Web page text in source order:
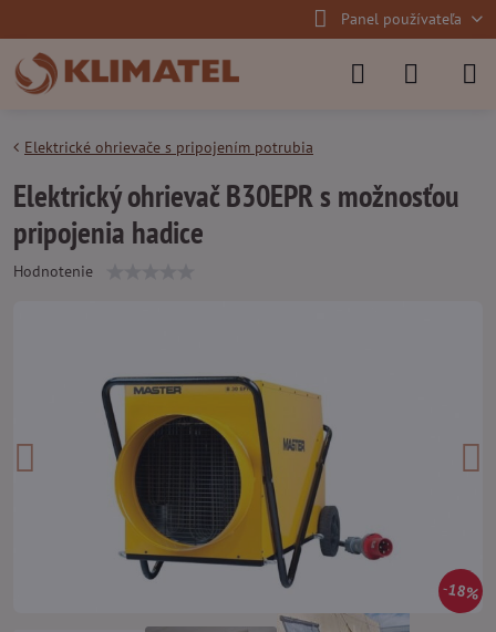
Panel používateľa
18%
Elektrické ohrievače s pripojením potrubia
Elektrický ohrievač B30EPR s možnosťou
pripojenia hadice
Hodnotenie